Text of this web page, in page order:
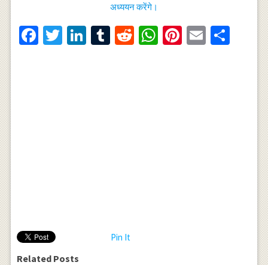
अध्ययन करेंगे।
Facebook
Twitter
LinkedIn
Tumblr
RedditWhatsApp
Pinterest
Email
Pin It
Related Posts